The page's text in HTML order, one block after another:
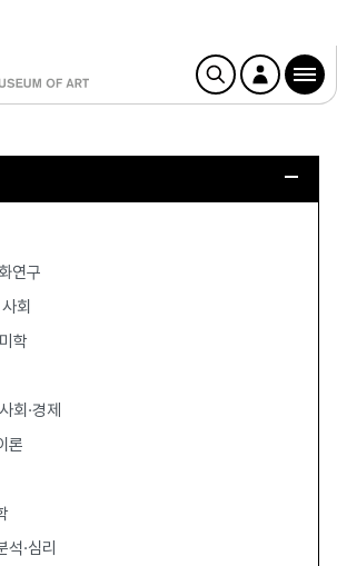
연구
회
학
회·경제
론
·심리